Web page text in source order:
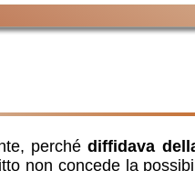
perchédiffidava
non concede la